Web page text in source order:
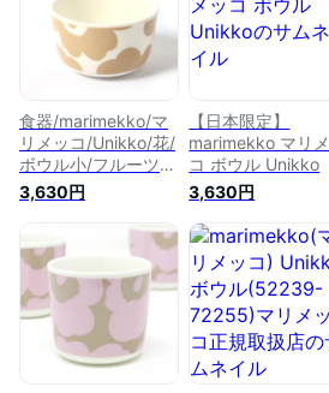
食器/marimekko/マ
リメッコ/Unikko/花/
ボウル小/フルーツボ
ウル/小鉢/品番：
52209470400
3,630円
【日本限定】
marimekko マリ
コ ボウル Unikko
3,630円